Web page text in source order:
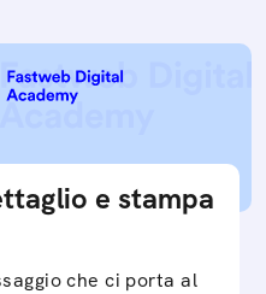
e stampa
che ci porta al